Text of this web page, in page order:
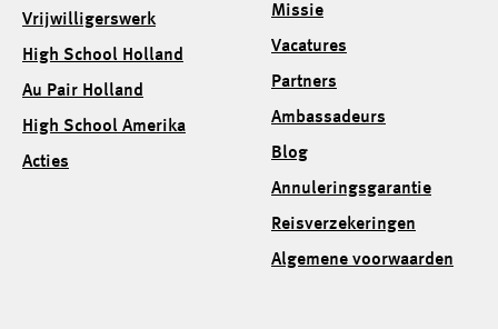
Vrijwilligerswerk
High School Holland
Au Pair Holland
High School Amerika
Acties
Missie
Vacatures
Partners
Ambassadeurs
Blog
Annuleringsgarantie
Reisverzekeringen
Algemene voorwaarden